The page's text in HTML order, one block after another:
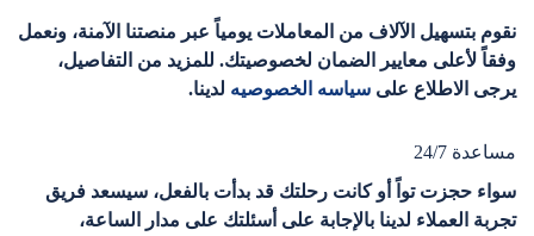
نقوم بتسهيل الآلاف من المعاملات يومياً عبر منصتنا الآمنة، ونعمل
وفقاً لأعلى معايير الضمان لخصوصيتك. للمزيد من التفاصيل،
يرجى الاطلاع على سياسه الخصوصيه لدينا.
مساعدة 24/7
سواء حجزت تواً أو كانت رحلتك قد بدأت بالفعل، سيسعد فريق
تجربة العملاء لدينا بالإجابة على أسئلتك على مدار الساعة،